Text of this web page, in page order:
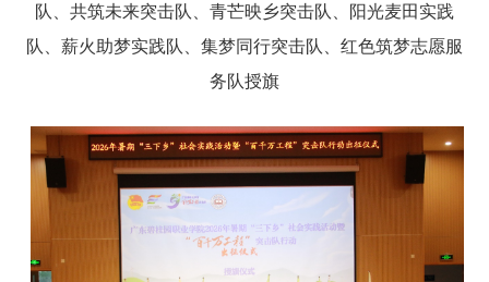
队、共筑未来突击队、青芒映乡突击队、阳光麦田实践
队、薪火助梦实践队、集梦同行突击队、红色筑梦志愿服
务队授旗